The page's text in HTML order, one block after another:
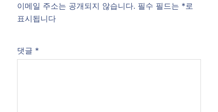
이메일 주소는 공개되지 않습니다. 필수 필드는 * 로
표시됩니다
댓글 *